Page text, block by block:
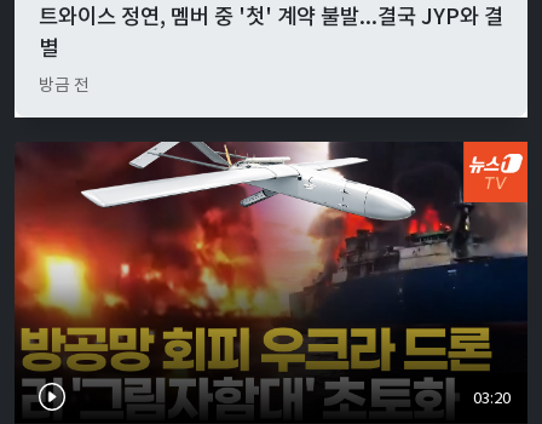
트와이스 정연, 멤버 중 '첫' 계약 불발...결국 JYP와 결
별
방금 전
03:20